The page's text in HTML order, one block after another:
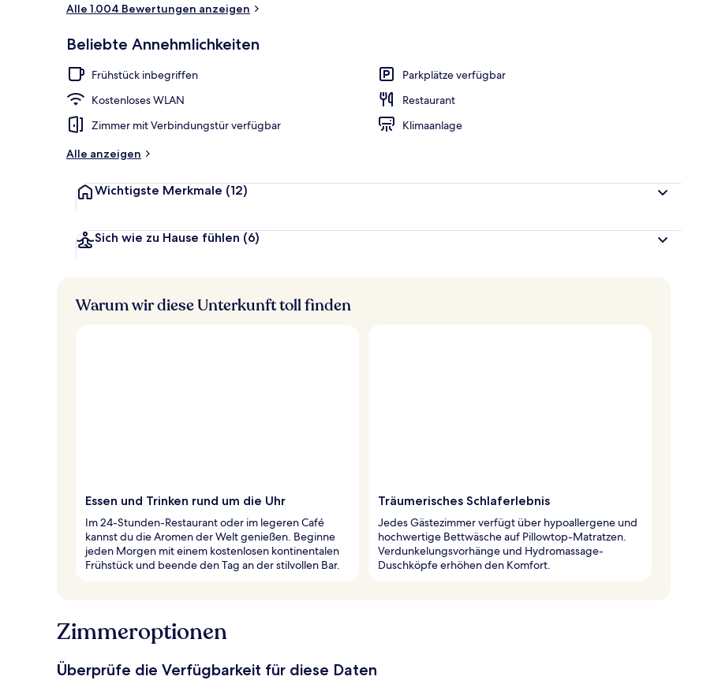
Alle 1.004 Bewertungen anzeigen
Beliebte Annehmlichkeiten
Frühstück inbegriffen
Parkplätze verfügbar
Kostenloses WLAN
Restaurant
Zimmer mit Verbindungstür verfügbar
Klimaanlage
Alle anzeigen
Wichtigste Merkmale (12)
Sich wie zu Hause fühlen (6)
Warum wir diese Unterkunft toll finden
Essen und Trinken rund um die Uhr
Im 24-Stunden-Restaurant oder im legeren Café
kannst du die Aromen der Welt genießen. Beginne
jeden Morgen mit einem kostenlosen kontinentalen
Frühstück und beende den Tag an der stilvollen Bar.
Träumerisches Schlaferlebnis
Jedes Gästezimmer verfügt über hypoallergene und
hochwertige Bettwäsche auf Pillowtop-Matratzen.
Verdunkelungsvorhänge und Hydromassage-
Duschköpfe erhöhen den Komfort.
Zimmeroptionen
Überprüfe die Verfügbarkeit für diese Daten